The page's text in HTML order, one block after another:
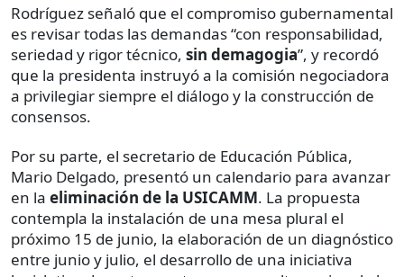
Rodríguez señaló que el compromiso gubernamental
es revisar todas las demandas “con responsabilidad,
seriedad y rigor técnico, sin demagogia”, y recordó
que la presidenta instruyó a la comisión negociadora
a privilegiar siempre el diálogo y la construcción de
consensos.
Por su parte, el secretario de Educación Pública,
Mario Delgado, presentó un calendario para avanzar
en la eliminación de la USICAMM. La propuesta
contempla la instalación de una mesa plural el
próximo 15 de junio, la elaboración de un diagnóstico
entre junio y julio, el desarrollo de una iniciativa